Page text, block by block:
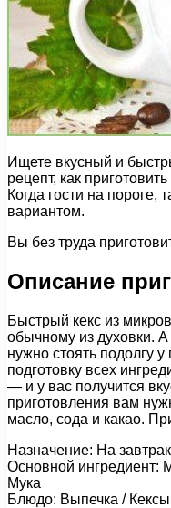
Ищете вкусный и
рецепт, как
Когда гости на пороге,
вариантом.
Вы без труда
Описание
Быстрый кекс из
обычному из духовки.
нужно стоять подолгу
подготовку всех
— и у вас получится
приготовления вам
масло, сода и какао.
Назначение: На
Основной ингредиент:
Мука
Блюдо: Выпечка / Кексы